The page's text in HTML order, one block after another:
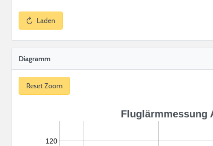
Laden
Diagramm
Reset Zoom
Fluglärmmessung
120